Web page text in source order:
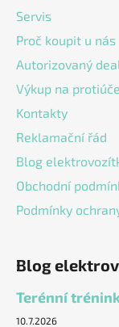
Servis
Proč koupit u nás
Autorizovaný
Výkup na
Kontakty
Reklamační řád
Blog
Obchodní
Podmínky
Blog
Terénní
10.7.2026